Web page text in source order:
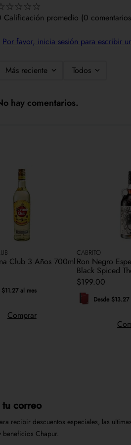
☆☆☆☆
Calificación promedio (0
Por favor, inicia sesión para escribir
Más reciente Todos
hay comentarios.
Club 3 Años 700ml
$11.27 al mes
Comprar
CABRITO
Ron Negro
Black Spiced
$199.00
Desde $13.27
tu correo
recibir descuentos especiales, las
beneficios Chapur.